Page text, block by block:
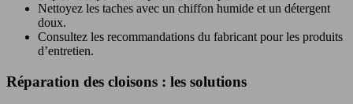
Nettoyez les taches avec un chiffon humide et un détergent
doux.
Consultez les recommandations du fabricant pour les produits
d’entretien.
Réparation des cloisons : les solutions